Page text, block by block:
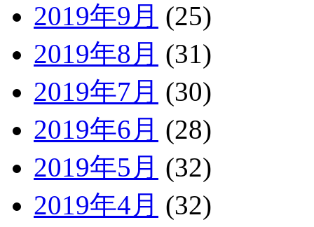
2019年9月 (25)
2019年8月 (31)
2019年7月 (30)
2019年6月 (28)
2019年5月 (32)
2019年4月 (32)